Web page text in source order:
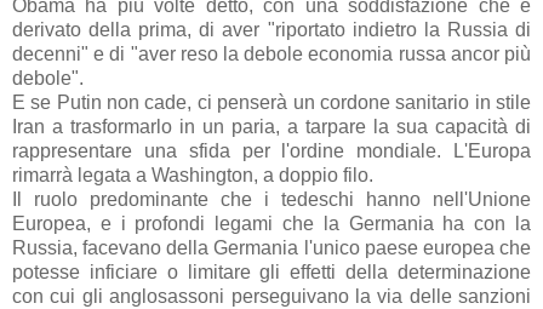
Obama ha più volte detto, con una soddisfazione che è
derivato della prima, di aver "riportato indietro la Russia di
decenni" e di "aver reso la debole economia russa ancor più
debole".
E se Putin non cade, ci penserà un cordone sanitario in stile
Iran a trasformarlo in un paria, a tarpare la sua capacità di
rappresentare una sfida per l'ordine mondiale. L'Europa
rimarrà legata a Washington, a doppio filo.
Il ruolo predominante che i tedeschi hanno nell'Unione
Europea, e i profondi legami che la Germania ha con la
Russia, facevano della Germania l'unico paese europea che
potesse inficiare o limitare gli effetti della determinazione
con cui gli anglosassoni perseguivano la via delle sanzioni